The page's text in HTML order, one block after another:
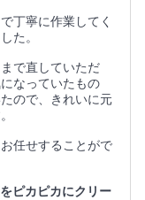
丁寧に作業してく
た。
で直していただ
なっていたもの
ので、きれいに元
任せすることがで
ピカピカにクリー